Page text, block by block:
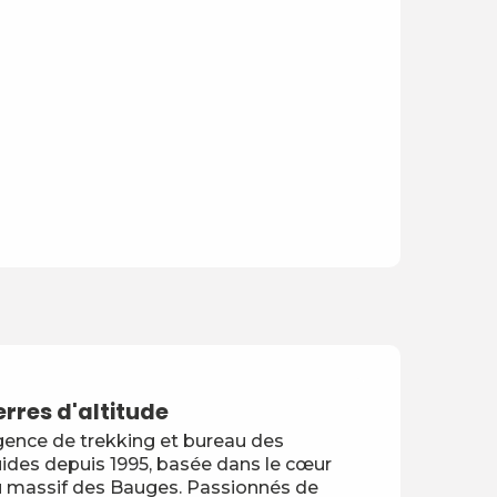
d'altitude
de trekking et bureau des
depuis 1995, basée dans le cœur
massif des Bauges. Passionnés de